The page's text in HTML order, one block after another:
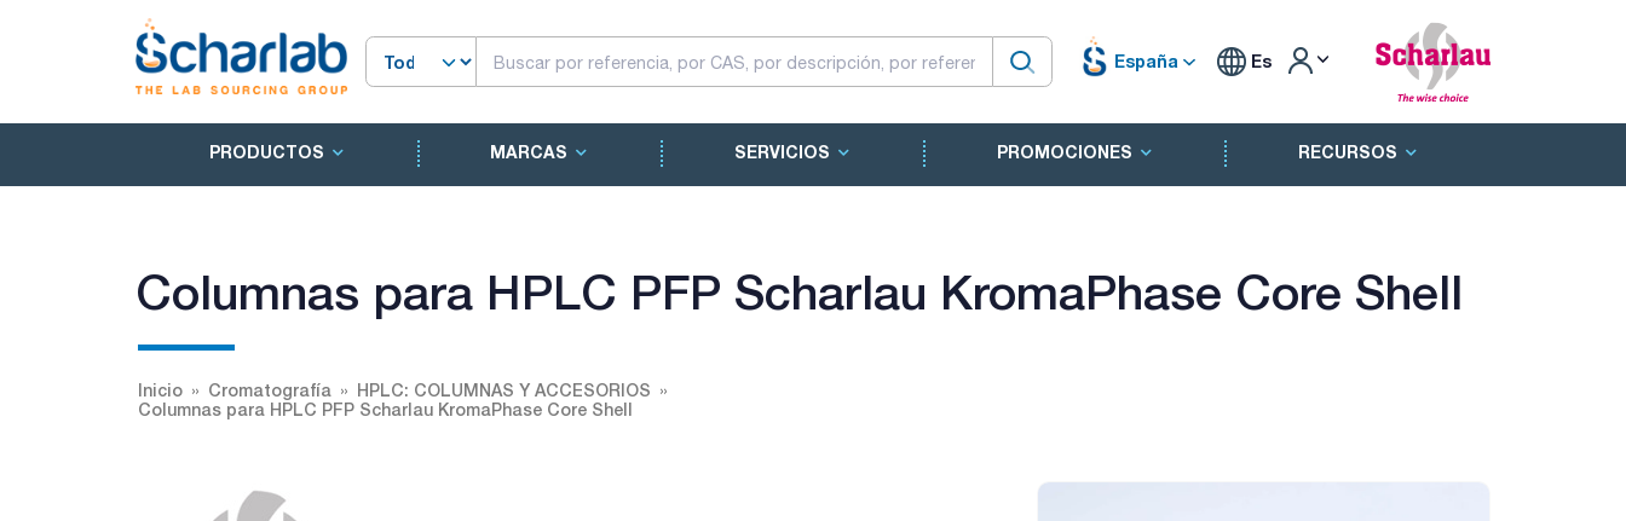
España Es
PRODUCTOS MARCAS SERVICIOS PROMOCIONES RECURSOS
Columnas para HPLC PFP Scharlau KromaPhase Core Shell
Inicio Cromatografía
HPLC: COLUMNAS Y ACCESORIOS
Columnas para HPLC PFP Scharlau KromaPhase Core Shell